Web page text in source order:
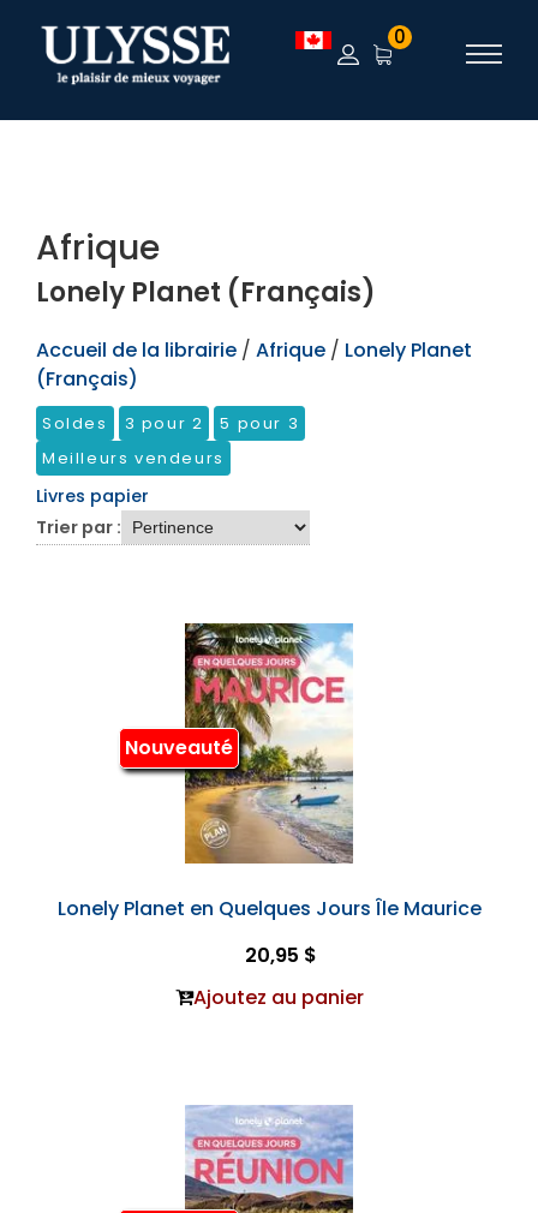
TEST 0
Afrique
Lonely Planet (Français)
Accueil de la librairie / Afrique / Lonely Planet
(Français)
Soldes 3 pour 2
5 pour 3
Meilleurs vendeurs
Livres papier
Trier par :
Nouveauté
Lonely Planet en Quelques Jours Île Maurice
20,95 $
Ajoutez au panier